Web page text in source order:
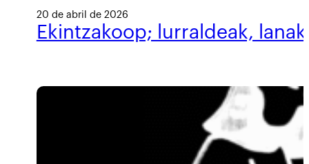
20 de abril de 2026
Ekintzakoop; lurraldeak,